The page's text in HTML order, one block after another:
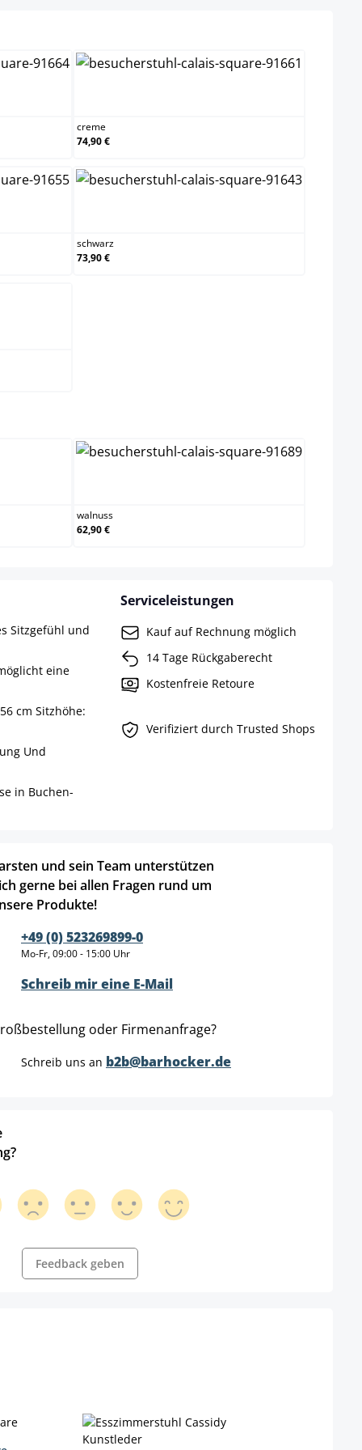
creme
74,90 €
schwarz
73,90 €
walnuss
62,90 €
Sitzgefühl und
eine
cm Sitzhöhe:
Und
in Buchen-
Serviceleistungen
Kauf auf Rechnung möglich
14 Tage Rückgaberecht
Kostenfreie Retoure
Verifiziert durch Trusted Shops
und sein Team unterstützen
gerne bei allen Fragen rund um
Produkte!
+49 (0) 523269899-0
Mo-Fr, 09:00 - 15:00 Uhr
Schreib mir eine E-Mail
oder Firmenanfrage?
Schreib uns an b2b@barhocker.de
Feedback geben